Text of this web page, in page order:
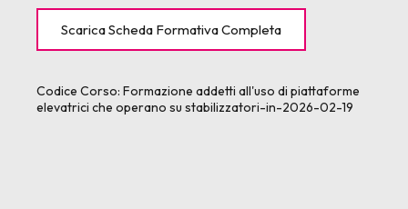
Scarica Scheda Formativa Completa
Codice Corso: Formazione addetti all'uso di piattaforme
elevatrici che operano su stabilizzatori-in-2026-02-19